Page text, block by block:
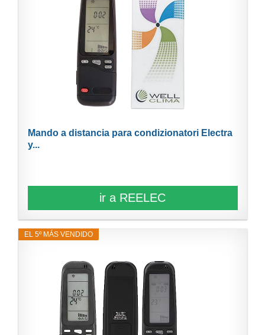
Mando a distancia para condizionatori Electra
y...
ir a REELEC
EL 5º MÁS VENDIDO